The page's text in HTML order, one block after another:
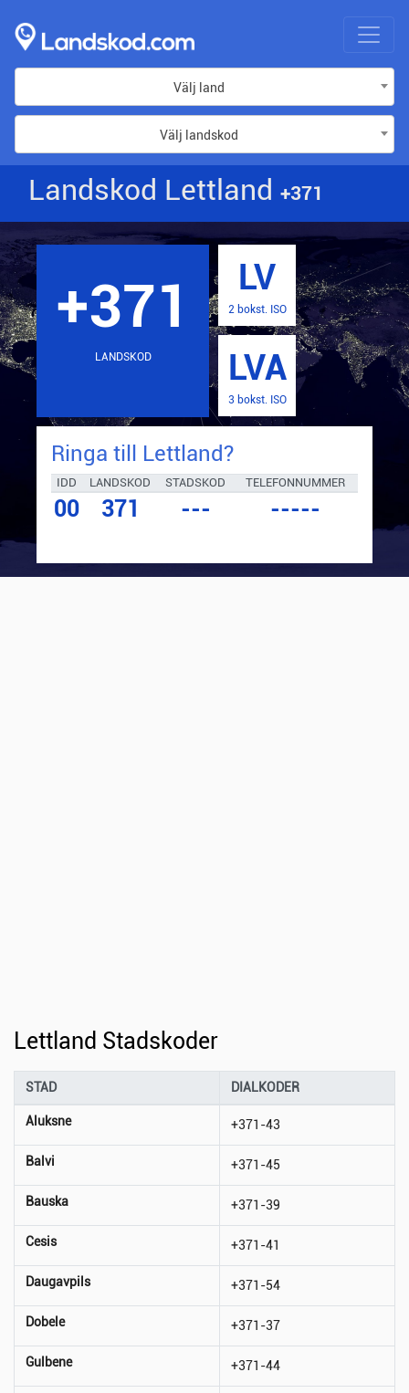
Välj land
Välj landskod
Landskod Lettland +371
+371
LANDSKOD
LV
2 bokst. ISO
LVA
3 bokst. ISO
Ringa till Lettland?
IDD LANDSKOD STADSKOD TELEFONNUMMER
00 371 --- -----
Lettland Stadskoder
STAD DIALKODER
Aluksne +371-43
Balvi +371-45
Bauska +371-39
Cesis +371-41
Daugavpils +371-54
Dobele +371-37
Gulbene +371-44